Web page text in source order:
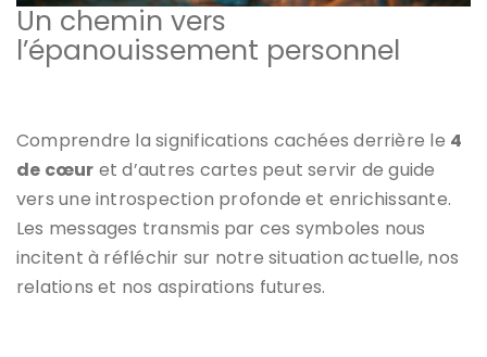
Un chemin vers
l’épanouissement personnel
Comprendre la significations cachées derrière le 4
de cœur et d’autres cartes peut servir de guide
vers une introspection profonde et enrichissante.
Les messages transmis par ces symboles nous
incitent à réfléchir sur notre situation actuelle, nos
relations et nos aspirations futures.